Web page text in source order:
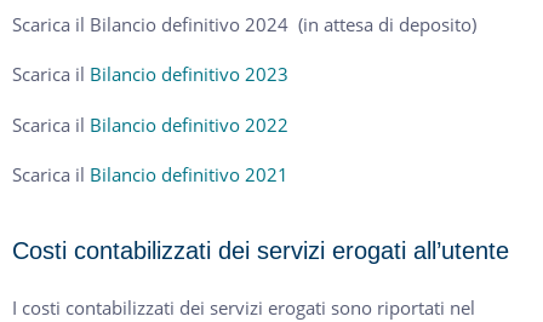
Scarica il Bilancio definitivo 2024 (in attesa di deposito)
Scarica il Bilancio definitivo 2023
Scarica il Bilancio definitivo 2022
Scarica il Bilancio definitivo 2021
Costi contabilizzati dei servizi erogati all’utente
I costi contabilizzati dei servizi erogati sono riportati nel